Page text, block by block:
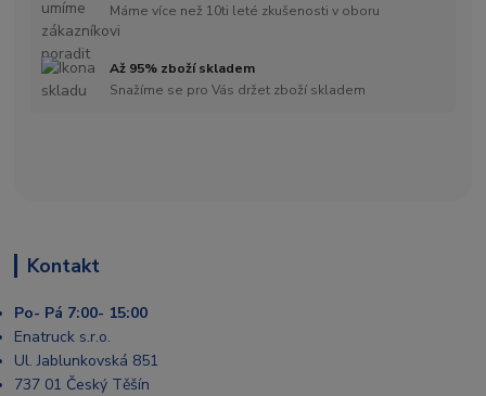
Máme více než 10ti leté zkušenosti v oboru
Až 95% zboží skladem
Snažíme se pro Vás držet zboží skladem
Kontakt
Po- Pá 7:00- 15:00
Enatruck s.r.o.
Ul. Jablunkovská 851
737 01 Český Těšín